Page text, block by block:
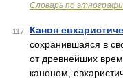
Словарь по
117 Канон
сохранившаяся в
от древнейших
каноном,